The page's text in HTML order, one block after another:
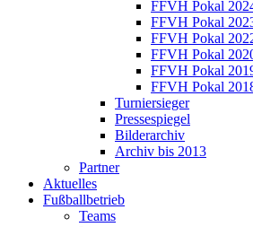
FFVH Pokal
FFVH Pokal
FFVH Pokal
FFVH Pokal
FFVH Pokal
FFVH Pokal
Turniersieger
Pressespiegel
Bilderarchiv
Archiv bis 2013
Partner
Aktuelles
Fußballbetrieb
Teams